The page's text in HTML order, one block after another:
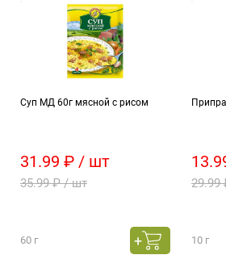
Суп МД 60г мясной с рисом
31.99 ₽ / шт
35.99 ₽ / шт
60 г
29.99
10 г